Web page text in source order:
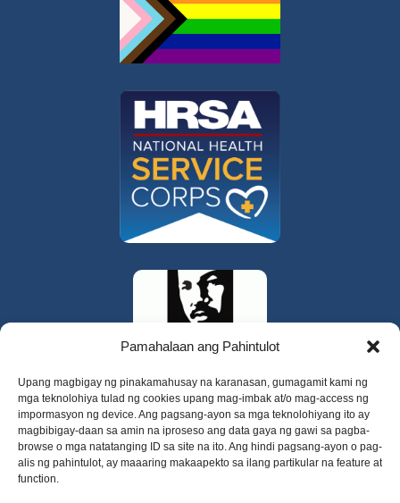
Pamahalaan ang Pahintulot
Upang magbigay ng pinakamahusay na karanasan, gumagamit kami ng
mga teknolohiya tulad ng cookies upang mag-imbak at/o mag-access ng
impormasyon ng device. Ang pagsang-ayon sa mga teknolohiyang ito ay
magbibigay-daan sa amin na iproseso ang data gaya ng gawi sa pagba-
browse o mga natatanging ID sa site na ito. Ang hindi pagsang-ayon o pag-
alis ng pahintulot, ay maaaring makaapekto sa ilang partikular na feature at
function.